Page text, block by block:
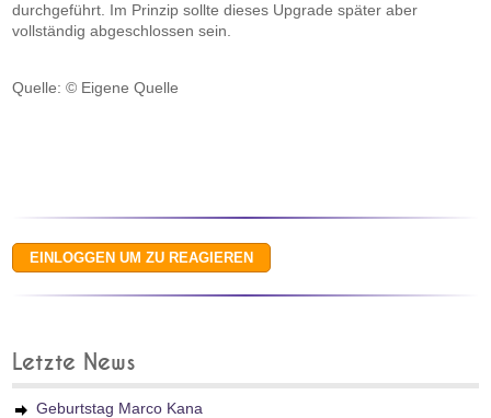
durchgeführt. Im Prinzip sollte dieses Upgrade später aber
vollständig abgeschlossen sein.
Quelle: © Eigene Quelle
Letzte News
Geburtstag Marco Kana